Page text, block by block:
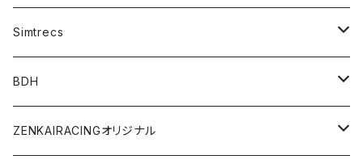
シフター
ハンドブレーキ
アクセサリー
Simtrecs
ペダル
BDH
シフター
ZENKAIRACINGオリジナル